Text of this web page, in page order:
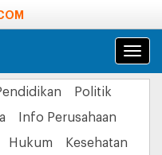
Politik
Info Perusahaan
Hukum Kesehatan